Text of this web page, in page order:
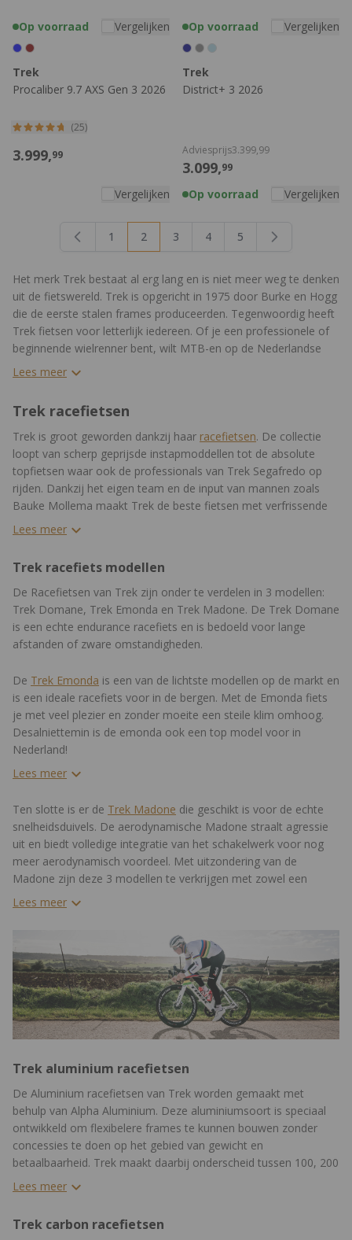
Op voorraad Vergelijken Op voorraad Vergelijken
Trek
Procaliber 9.7 AXS Gen 3 2026
(25)
3.999,99
Vergelijken
Trek
District+ 3 2026
3.099,99
Adviesprijs3.399,99
Op voorraad Vergelijken
Pagina
1 U lees momenteel pagina
2 Pagina
3 Pagina
4 Pagina
5
Het merk Trek bestaat al erg lang en is niet meer weg te denken
uit de fietswereld. Trek is opgericht in 1975 door Burke en Hogg
die de eerste stalen frames produceerden. Tegenwoordig heeft
Trek fietsen voor letterlijk iedereen. Of je een professionele of
beginnende wielrenner bent, wilt MTB-en op de Nederlandse
trails of in de Franse Alpen, een normale stadsfiets wil of
misschien wel een
Lees meer
Trek racefietsen
Trek is groot geworden dankzij haar racefietsen. De collectie
loopt van scherp geprijsde instapmoddellen tot de absolute
topfietsen waar ook de professionals van Trek Segafredo op
rijden. Dankzij het eigen team en de input van mannen zoals
Bauke Mollema maakt Trek de beste fietsen met verfrissende
en vernieuwende technieken.
Lees meer
Trek racefiets modellen
De Racefietsen van Trek zijn onder te verdelen in 3 modellen:
Trek Domane, Trek Emonda en Trek Madone. De Trek Domane
is een echte endurance racefiets en is bedoeld voor lange
afstanden of zware omstandigheden.
De Trek Emonda is een van de lichtste modellen op de markt en
is een ideale racefiets voor in de bergen. Met de Emonda fiets
je met veel plezier en zonder moeite een steile klim omhoog.
Desalniettemin is de emonda ook een top model voor in
Nederland!
Lees meer
Ten slotte is er de Trek Madone die geschikt is voor de echte
snelheidsduivels. De aerodynamische Madone straalt agressie
uit en biedt volledige integratie van het schakelwerk voor nog
meer aerodynamisch voordeel. Met uitzondering van de
Madone zijn deze 3 modellen te verkrijgen met zowel een
aluminium als een carbon frame. De Madone is alleen te
verkrijgen met een carbon frame
Lees meer
Trek aluminium racefietsen
De Aluminium racefietsen van Trek worden gemaakt met
behulp van Alpha Aluminium. Deze aluminiumsoort is speciaal
ontwikkeld om flexibelere frames te kunnen bouwen zonder
concessies te doen op het gebied van gewicht en
betaalbaarheid. Trek maakt daarbij onderscheid tussen 100, 200
en 300 Series Alpha Aluminium. Hoe hoger het getal, des te
lichter en stijver het frame is. De aluminium racefietsen van
kwaliteitverhouding.
Lees meer
Trek carbon racefietsen